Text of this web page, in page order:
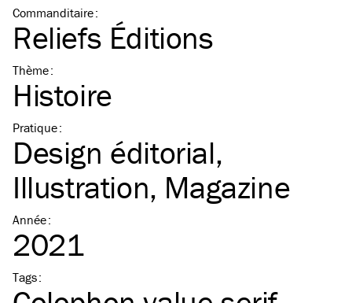
Commanditaire:
Reliefs Éditions
Thème:
Histoire
Pratique:
Design éditorial
Illustration Magazine
Année:
2021
Tags: